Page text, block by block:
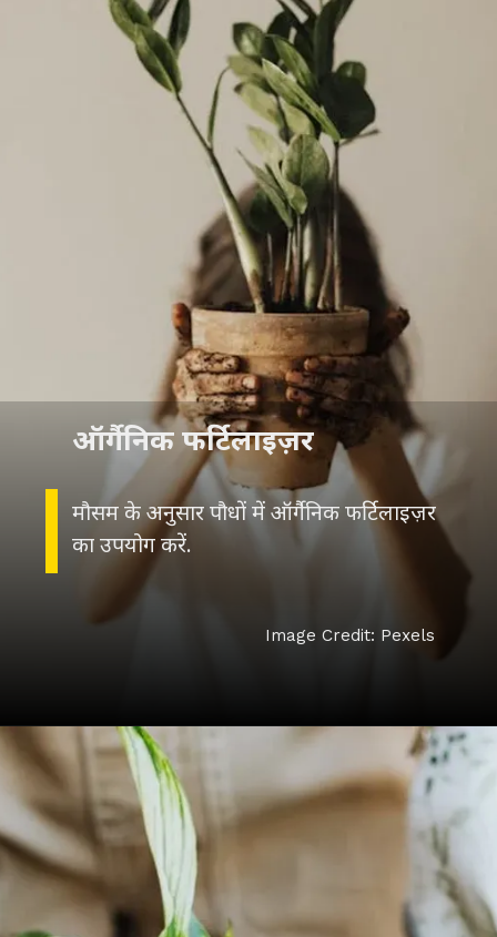
मौसम के अनुसार पौधों में ऑर्गैनिक फर्टिलाइज़र
का उपयोग करें.
ऑर्गैनिक फर्टिलाइज़र
Image Credit: Pexels